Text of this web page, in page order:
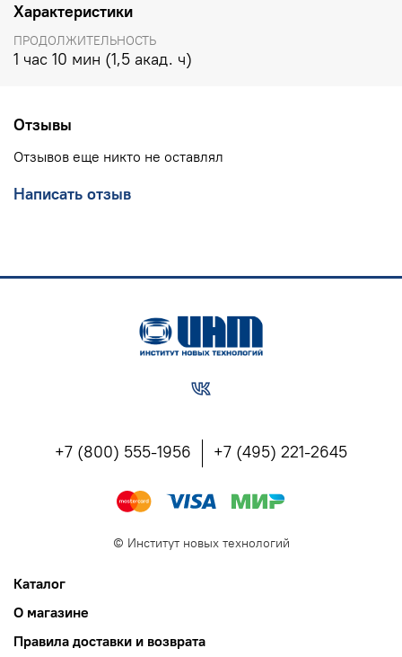
КОНТАКТЫ УЧЕБНОГО ЦЕНТРА ИНТ:
(горячая линия, бесплатно по РФ), 8(903) 614 8579
(офис),training@int-edu.ru
Характеристики
ПРОДОЛЖИТЕЛЬНОСТЬ
1 час 10 мин (1,5 акад. ч)
Отзывы
Отзывов еще никто не оставлял
Написать отзыв
+7 (800) 555-1956 +7 (495) 221-2645
© Институт новых технологий
Каталог
О магазине
Правила доставки и возврата